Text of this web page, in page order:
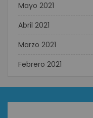
Mayo 2021
Abril 2021
Marzo 2021
Febrero 2021